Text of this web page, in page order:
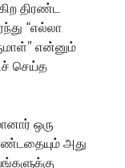
திரண்ட
“எல்லா
என்னும்
செய்த
ஒரு
அது